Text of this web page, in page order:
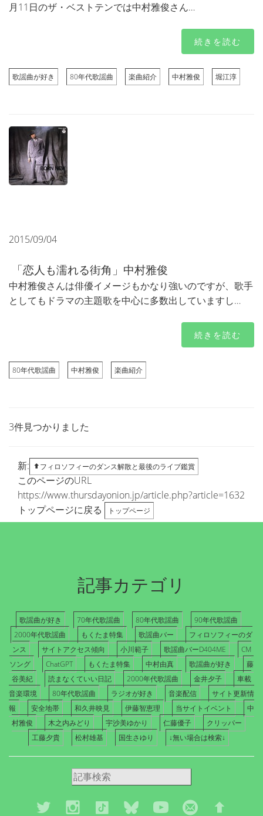
月11日のザ・ベストテンでは中村雅俊さん…
続きを読む
歌謡曲が好き 80年代歌謡曲 楽曲紹介 中村雅俊 堀江淳
2015/09/04
「恋人も濡れる街角」中村雅俊
中村雅俊さんは俳優イメージもかなり強いのですが、歌手
としてもドラマの主題歌を中心に多数出していますし…
続きを読む
80年代歌謡曲 中村雅俊 楽曲紹介
3件見つかりました
新: フィロソフィーのダンス解散と最後のライブ鑑賞
このページのURL
https://www.thursdayonion.jp/article.php?article=1632
トップページに戻る
トップページ
記事カテゴリ
歌謡曲が好き 70年代歌謡曲 80年代歌謡曲
90年代歌謡曲
2000年代歌謡曲
もくたま特集 歌謡曲バー
フィロソフィーのダ
ンス
サイトアクセス傾向 小川範子 歌謡曲バーD404ME
CM
ソング
ChatGPT もくたま特集 中村由真 歌謡曲が好き
藤
谷美紀
読まなくていい日記 2000年代歌謡曲 金井夕子
車載
音楽環境
80年代歌謡曲 ラジオが好き 音楽配信
サイト更新情
報
安全地帯 和久井映見 伊藤智恵理 当サイトイベント
中
村雅俊
木之内みどり 宇沙美ゆかり 仁藤優子
クリッパー
工藤夕貴
松村雄基 国生さゆり ↓無い場合は検索↓